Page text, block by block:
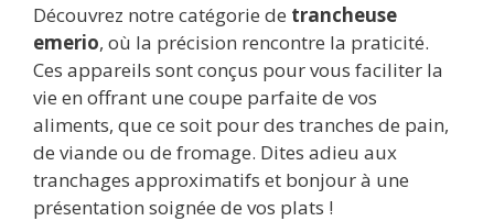
Découvrez notre catégorie de trancheuse
emerio, où la précision rencontre la praticité.
Ces appareils sont conçus pour vous faciliter la
vie en offrant une coupe parfaite de vos
aliments, que ce soit pour des tranches de pain,
de viande ou de fromage. Dites adieu aux
tranchages approximatifs et bonjour à une
présentation soignée de vos plats !